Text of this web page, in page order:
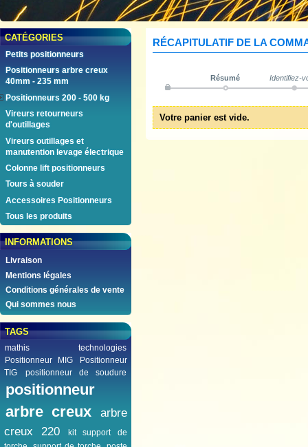
CATÉGORIES
Petits positionneurs
Positionneurs arbre creux
40mm - 235 mm
Positionneurs 200 - 500 kg
Vireurs retourneurs
d'outillages
Vireurs outillages et
manutention levage électrique
Colonne lift positionneurs
Tours à souder
Accessoires Positionneurs
Tous les produits
INFORMATIONS
Livraison
Mentions légales
Conditions générales de vente
Qui sommes nous
TAGS
mathis technologies
Positionneur MIG
Positionneur
TIG
positionneur de soudure
positionneur
arbre creux
arbre
creux 220
kit support de
Accueil > Votre panier
RÉCAPITULATIF DE LA
Résumé Identifiez-
Votre panier est vide.